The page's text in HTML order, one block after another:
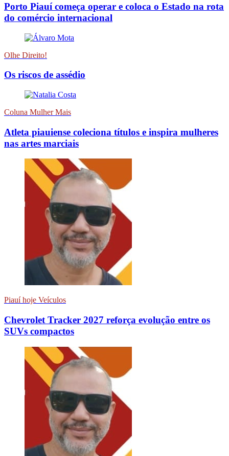
Porto Piauí começa operar e coloca o Estado na rota
do comércio internacional
Olhe Direito!
Os riscos de assédio
Coluna Mulher Mais
Atleta piauiense coleciona títulos e inspira mulheres
nas artes marciais
Piauí hoje Veículos
Chevrolet Tracker 2027 reforça evolução entre os
SUVs compactos